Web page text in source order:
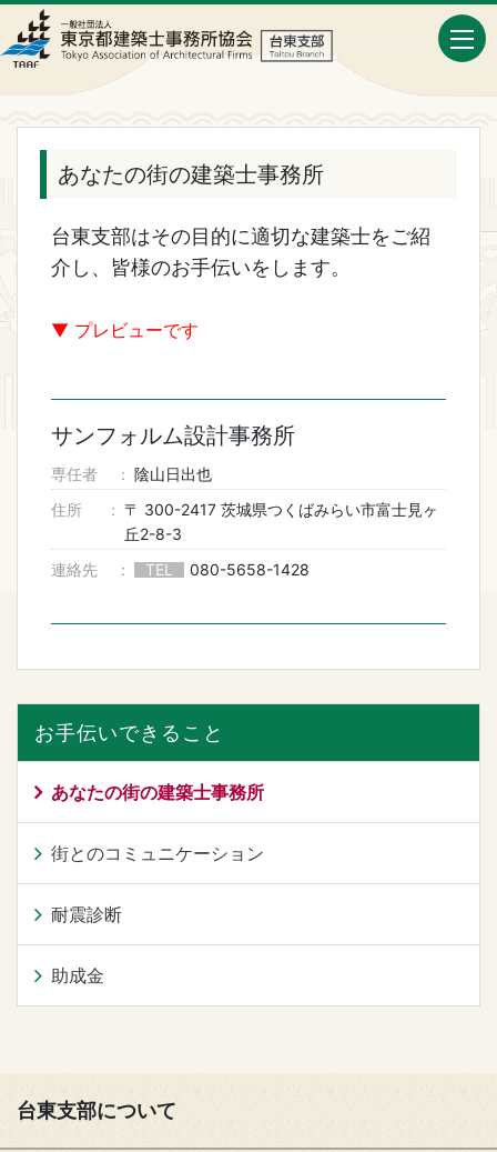
あなたの街の建築士事務所
台東支部はその目的に適切な建築士をご紹
介し、皆様のお手伝いをします。
▼ プレビューです
サンフォルム設計事務所
専任者
陰山日出也
住所
〒 300-2417 茨城県つくばみらい市富士見ヶ
丘2-8-3
連絡先
TEL 080-5658-1428
お手伝いできること
あなたの街の建築士事務所
街とのコミュニケーション
耐震診断
助成金
台東支部について